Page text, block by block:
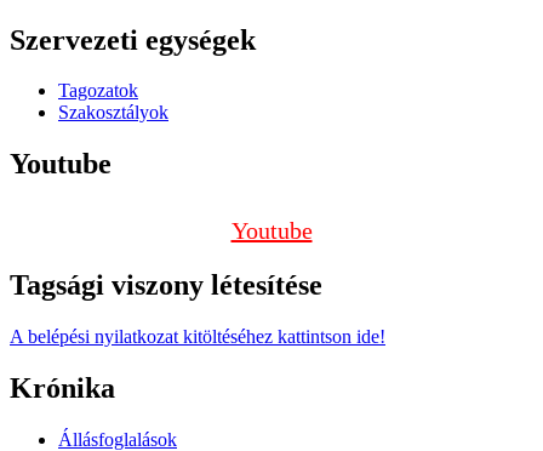
Szervezeti egységek
Tagozatok
Szakosztályok
Youtube
Youtube
Tagsági viszony létesítése
A belépési nyilatkozat kitöltéséhez kattintson ide!
Krónika
Állásfoglalások